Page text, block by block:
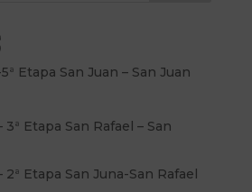
Etapa San Juan – San Juan
Etapa San Rafael – San
Etapa San Juna-San Rafael